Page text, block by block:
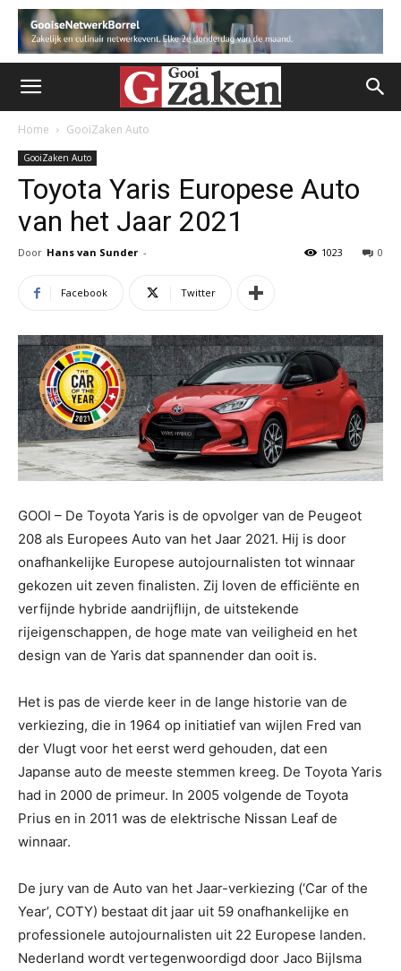
Home GooiZaken Auto
GooiZaken Auto
Toyota Yaris Europese Auto
van het Jaar 2021
Door Hans van Sunder - 0
1023
Facebook Twitter
GOOI – De Toyota Yaris is de opvolger van de Peugeot
208 als Europees Auto van het Jaar 2021. Hij is door
onafhankelijke Europese autojournalisten tot winnaar
gekozen uit zeven finalisten. Zij loven de efficiënte en
verfijnde hybride aandrijflijn, de uitstekende
rijeigenschappen, de hoge mate van veiligheid en het
design van de Yaris dat spannender dan ooit is.
Het is pas de vierde keer in de lange historie van de
verkiezing, die in 1964 op initiatief van wijlen Fred van
der Vlugt voor het eerst werd gehouden, dat een
Japanse auto de meeste stemmen kreeg. De Toyota Yaris
had in 2000 de primeur. In 2005 volgende de Toyota
Prius en in 2011 was de elektrische Nissan Leaf de
winnaar.
De jury van de Auto van het Jaar-verkiezing (‘Car of the
Year’, COTY) bestaat dit jaar uit 59 onafhankelijke en
professionele autojournalisten uit 22 Europese landen.
Nederland wordt vertegenwoordigd door Jaco Bijlsma